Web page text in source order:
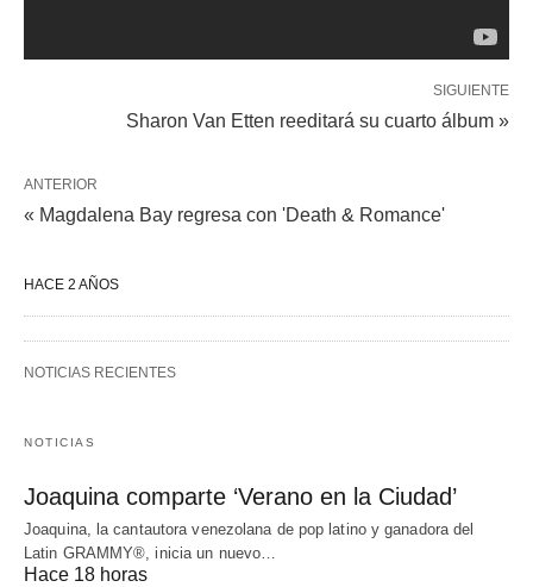
SIGUIENTE
Sharon Van Etten reeditará su cuarto álbum »
ANTERIOR
« Magdalena Bay regresa con 'Death & Romance'
HACE 2 AÑOS
NOTICIAS RECIENTES
NOTICIAS
Joaquina comparte ‘Verano en la Ciudad’
Joaquina, la cantautora venezolana de pop latino y ganadora del
Latin GRAMMY®, inicia un nuevo…
Hace 18 horas